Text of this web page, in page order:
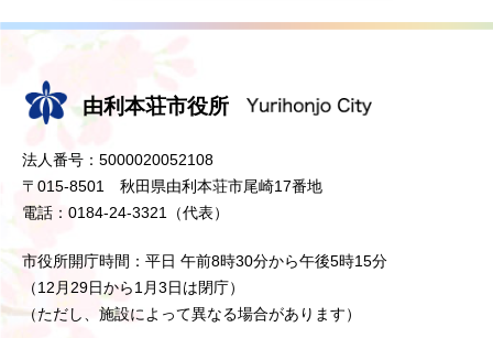
由利本荘市役所
法人番号：5000020052108
〒015-8501 秋田県由利本荘市尾崎17番地
電話：0184-24-3321（代表）
市役所開庁時間：平日 午前8時30分から午後5時15分
（12月29日から1月3日は閉庁）
（ただし、施設によって異なる場合があります）